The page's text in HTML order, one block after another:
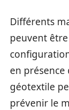
Différents
peuvent
en
géotextile
prévenir le